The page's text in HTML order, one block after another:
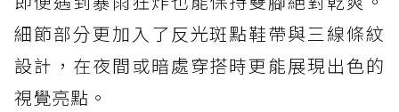
防水鞋推薦 7. Timberland Motion Access：
黃靴同級頂級防水，輕量化工裝健走鞋雨天必備
防水鞋推薦 7. Timberland Motion Access：
黃靴同級頂級防水，輕量化工裝健走鞋雨天必備
細節部分更加入了反光斑點鞋帶與三線條紋
設計，在夜間或暗處穿搭時更能展現出色的
視覺亮點。